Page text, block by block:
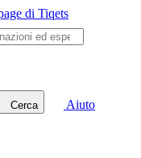
Cerca
Aiuto